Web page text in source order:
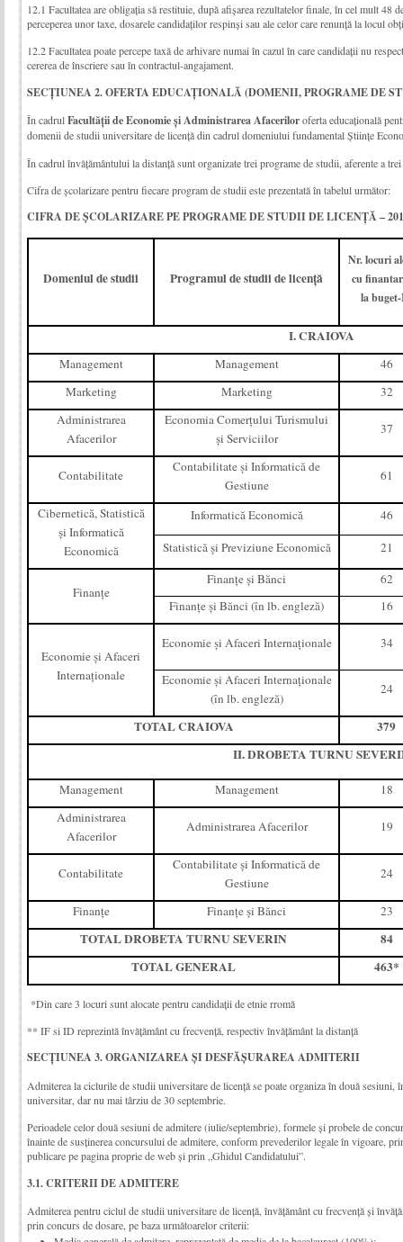
12.1 Facultatea are obligaţia să restituie, după afişarea rezultatelor finale, în cel mult 48
perceperea unor taxe, dosarele candidaţilor respinşi sau ale celor care renunţă la locul
12.2 Facultatea poate percepe taxă de arhivare numai în cazul în care candidaţii nu
cererea de înscriere sau în contractul-angajament.
SECȚIUNEA 2. OFERTA EDUCAȚIONALĂ (DOMENII, PROGRAME DE
În cadrulFacultăţii de Economie şi Administrarea Afaceriloroferta educaţională
domenii de studii universitare de licenţă din cadrul domeniului fundamental Ştiinţe
În cadrul învăţământului la distanţă sunt organizate trei programe de studii, aferente a
Cifra de școlarizare pentru fiecare program de studii este prezentată în tabelul următor:
CIFRA DE ȘCOLARIZARE PE PROGRAME DE STUDII DE LICENȚĂ –
Domeniul de studii Programul de studii de licenţă
Nr. locuri
cu
la
I. CRAIOVA
Management Management
46
Marketing
Marketing
32
Administrarea
Afacerilor
Economia Comerţului Turismului
şi Serviciilor
37
Contabilitate
Contabilitate şi Informatică de
Gestiune
61
Cibernetică, Statistică
şi Informatică
Economică
Informatică Economică
46
Statistică şi Previziune Economică
21
Finanţe
Finanţe şi Bănci
62
Finanţe şi Bănci (în lb. engleză)
16
Economie şi Afaceri
Internaţionale
Economie şi Afaceri Internaţionale 34
Economie şi Afaceri Internaţionale
(în lb. engleză)
24
TOTAL CRAIOVA
379
II. DROBETA TURNU
Management Management
18
Administrarea
Afacerilor
Administrarea Afacerilor 19
Contabilitate
Contabilitate şi Informatică de
Gestiune
24
Finanţe Finanţe şi Bănci 23
TOTAL DROBETA TURNU SEVERIN
84
TOTAL GENERAL
463*
*Din care 3 locuri sunt alocate pentru candidaţii de etnie rromă
** IF si ID reprezintă învățământ cu frecvență, respectiv învățământ la distanță
SECȚIUNEA 3. ORGANIZAREA ȘI DESFĂȘURAREA ADMITERII
Admiterea la ciclurile de studii universitare de licenţă se poate organiza în două sesiuni,
universitar, dar nu mai târziu de 30 septembrie.
Perioadele celor două sesiuni de admitere (iulie/septembrie), formele şi probele de
înainte de susținerea concursului de admitere, conform prevederilor legale în vigoare,
publicare pe pagina proprie de web şi prin „Ghidul Candidatului”.
3.1. CRITERII DE ADMITERE
Admiterea pentru ciclul de studii universitare de licenţă, învățământ cu frecvență și
prin concurs de dosare, pe baza următoarelor criterii: